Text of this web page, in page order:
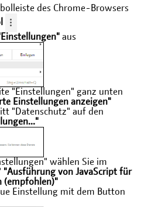
des Chrome-Browsers
aus
"Einstellungen" ganz unten
Einstellungen anzeigen"
"Datenschutz" auf den
wählen Sie im
"Ausführung von JavaScript für
(empfohlen)"
Einstellung mit dem Button